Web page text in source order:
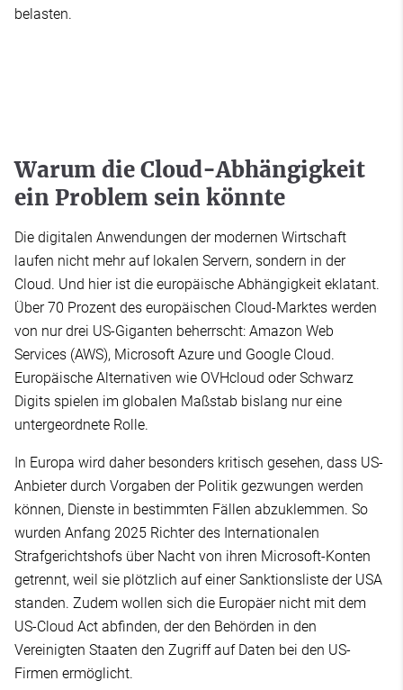
belasten.
Warum die Cloud-Abhängigkeit
ein Problem sein könnte
Die digitalen Anwendungen der modernen Wirtschaft
laufen nicht mehr auf lokalen Servern, sondern in der
Cloud. Und hier ist die europäische Abhängigkeit eklatant.
Über 70 Prozent des europäischen Cloud-Marktes werden
von nur drei US-Giganten beherrscht: Amazon Web
Services (AWS), Microsoft Azure und Google Cloud.
Europäische Alternativen wie OVHcloud oder Schwarz
Digits spielen im globalen Maßstab bislang nur eine
untergeordnete Rolle.
In Europa wird daher besonders kritisch gesehen, dass US-
Anbieter durch Vorgaben der Politik gezwungen werden
können, Dienste in bestimmten Fällen abzuklemmen. So
wurden Anfang 2025 Richter des Internationalen
Strafgerichtshofs über Nacht von ihren Microsoft-Konten
getrennt, weil sie plötzlich auf einer Sanktionsliste der USA
standen. Zudem wollen sich die Europäer nicht mit dem
US-Cloud Act abfinden, der den Behörden in den
Vereinigten Staaten den Zugriff auf Daten bei den US-
Firmen ermöglicht.